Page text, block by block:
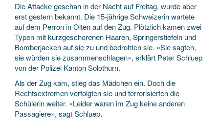
Die Attacke geschah in der Nacht auf Freitag, wurde aber
erst gestern bekannt. Die 15-jährige Schweizerinwartete
auf dem Perron in Olten auf den Zug. Plötzlich kamen zwei
Typen mit kurzgeschorenen Haaren, Springerstiefeln und
Bomberjacken auf sie zu und bedrohten sie. «Sie sagten,
sie würden sie zusammenschlagen», erklärt Peter Schluep
von der Polizei Kanton Solothurn.
Als der Zug kam, stieg das Mädchen ein. Doch die
Rechtsextremen verfolgten sie und terrorisierten die
Schülerin weiter. «Leider waren im Zug keine anderen
Passagiere», sagt Schluep.